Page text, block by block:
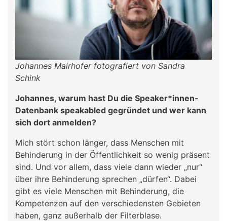
Johannes Mairhofer fotografiert von Sandra
Schink
Johannes, warum hast Du die Speaker*innen-
Datenbank speakabled gegründet und wer kann
sich dort anmelden?
Mich stört schon länger, dass Menschen mit
Behinderung in der Öffentlichkeit so wenig präsent
sind. Und vor allem, dass viele dann wieder „nur“
über ihre Behinderung sprechen „dürfen“. Dabei
gibt es viele Menschen mit Behinderung, die
Kompetenzen auf den verschiedensten Gebieten
haben, ganz außerhalb der Filterblase.